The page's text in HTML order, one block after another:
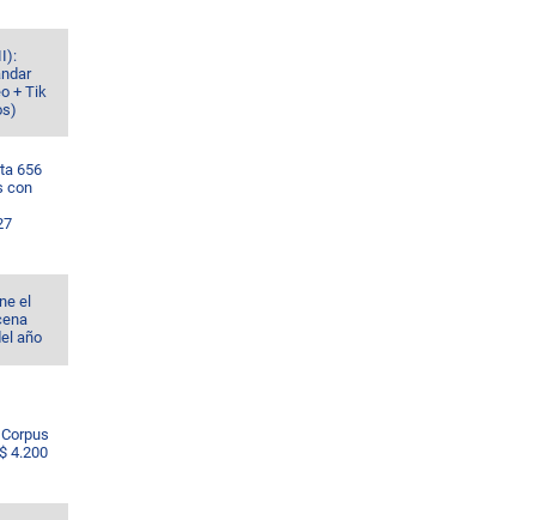
+ Tik
656
con
el
año
4.200